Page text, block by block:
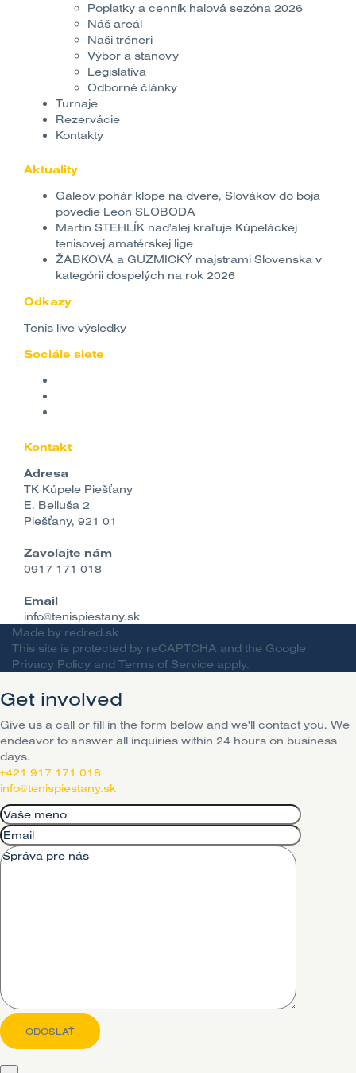
Poplatky a cenník halová sezóna 2026
Náš areál
Naši tréneri
Výbor a stanovy
Legislatíva
Odborné články
Turnaje
Rezervácie
Kontakty
Aktuality
Galeov pohár klope na dvere, Slovákov do boja
povedie Leon SLOBODA
Martin STEHLÍK naďalej kraľuje Kúpeláckej
tenisovej amatérskej lige
ŽABKOVÁ a GUZMICKÝ majstrami Slovenska v
kategórii dospelých na rok 2026
Odkazy
Tenis live výsledky
Sociále siete
Kontakt
Adresa
TK Kúpele Piešťany
E. Belluša 2
Piešťany, 921 01
Zavolajte nám
0917 171 018
Email
info@tenispiestany.sk
Made by redred.sk
This site is protected by reCAPTCHA and the Google
Privacy Policy and Terms of Service apply.
Get involved
Give us a call or fill in the form below and we'll contact you. We
endeavor to answer all inquiries within 24 hours on business
days.
+421 917 171 018
info@tenispiestany.sk